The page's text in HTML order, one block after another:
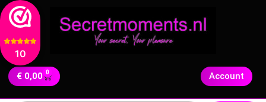
10
€ 0,00 0 Account